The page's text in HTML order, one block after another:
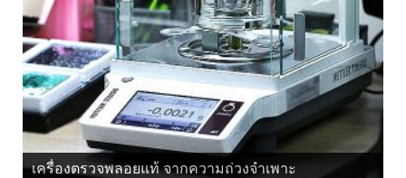
เครื่องตรวจพลอยแท้ จากความถ่วงจำเพาะ